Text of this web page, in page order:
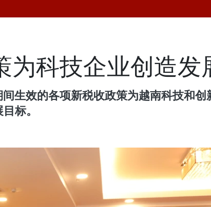
为科技企业创造发
生效的各项新税收政策为越南科技和
标。